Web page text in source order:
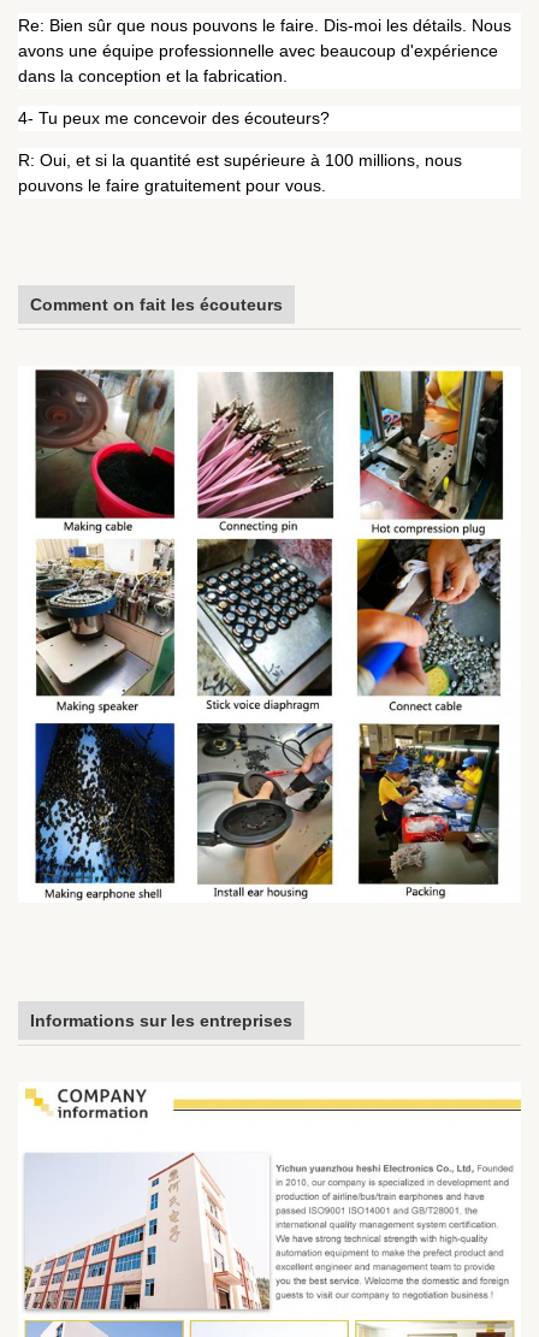
Re: Bien sûr que nous pouvons le faire. Dis-moi les détails. Nous
avons une équipe professionnelle avec beaucoup d'expérience
dans la conception et la fabrication.
4- Tu peux me concevoir des écouteurs?
R: Oui, et si la quantité est supérieure à 100 millions, nous
pouvons le faire gratuitement pour vous.
Comment on fait les écouteurs
Informations sur les entreprises